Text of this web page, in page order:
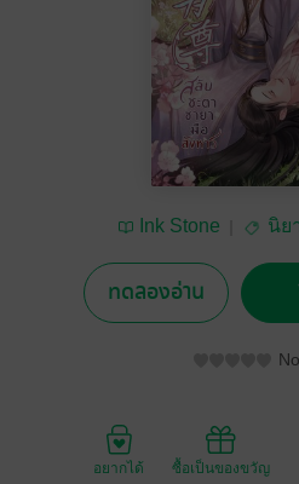
Ink Stone นิย
ทดลองอ่าน
อยากได้ ซื้อเป็นของขวัญ